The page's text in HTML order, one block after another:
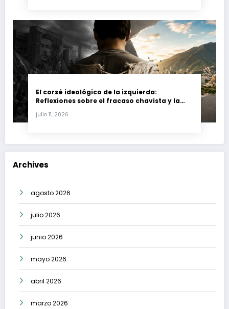
El corsé ideológico de la izquierda:
Reflexiones sobre el fracaso chavista y la
julio 11, 2026
Archives
agosto 2026
julio 2026
junio 2026
mayo 2026
abril 2026
marzo 2026